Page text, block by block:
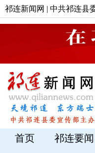
祁连新闻网 | 中共祁连县
首页 祁连要闻